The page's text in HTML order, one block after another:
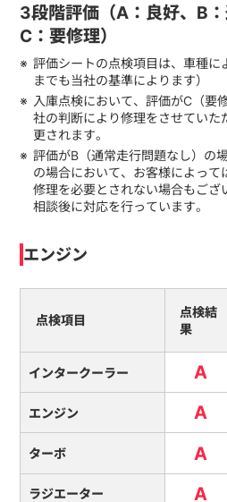
3段階評価（A：良好、B：
C：要修理）
評価シートの点検項目は、車種に
までも当社の基準によります）
入庫点検において、評価がC（要
社の判断により修理をさせていた
更されます。
評価がB（通常走行問題なし）の
の場合において、お客様によって
修理を必要とされない場合もござ
相談後に対応を行っています。
エンジン
点検項目
点検結
果
インタークーラー A
エンジン A
ターボ A
ラジエーター A